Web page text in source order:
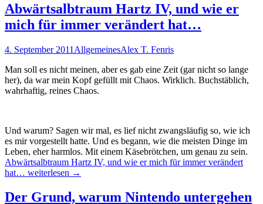
Abwärtsalbtraum Hartz IV, und wie er
mich für immer verändert hat…
4. September 2011 AllgemeinesAlex T. Fenris
Man soll es nicht meinen, aber es gab eine Zeit (gar nicht so lange
her), da war mein Kopf gefüllt mit Chaos. Wirklich. Buchstäblich,
wahrhaftig, reines Chaos.
Und warum? Sagen wir mal, es lief nicht zwangsläufig so, wie ich
es mir vorgestellt hatte. Und es begann, wie die meisten Dinge im
Leben, eher harmlos. Mit einem Käsebrötchen, um genau zu sein.
Abwärtsalbtraum Hartz IV, und wie er mich für immer verändert
hat… weiterlesen →
Der Grund, warum Nintendo untergehen